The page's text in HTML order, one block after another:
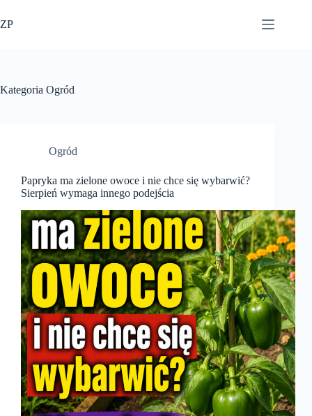
do
treści
ZP
Kategoria Ogród
Ogród
Papryka ma zielone owoce i nie chce się wybarwić?
Sierpień wymaga innego podejścia